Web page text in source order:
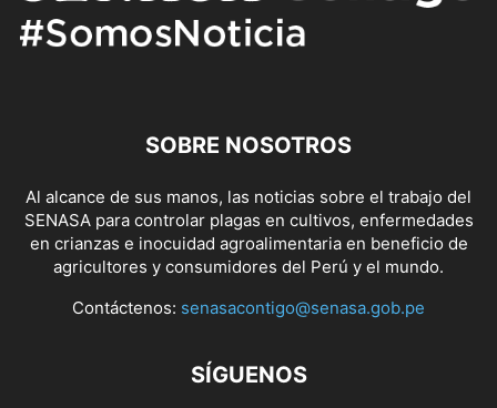
SOBRE NOSOTROS
Al alcance de sus manos, las noticias sobre el trabajo del
SENASA para controlar plagas en cultivos, enfermedades
en crianzas e inocuidad agroalimentaria en beneficio de
agricultores y consumidores del Perú y el mundo.
Contáctenos: senasacontigo@senasa.gob.pe
SÍGUENOS